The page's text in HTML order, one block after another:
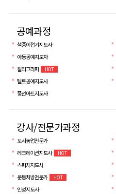
공예과정
색종이접기지도사
아동공예지도자
캘리그라피
HOT
펠트공예지도사
풍선아트지도사
강사/전문가과정
도시농업전문가
레크레이션지도사 HOT
스피치지도사
운동처방전문가
HOT
인성지도사